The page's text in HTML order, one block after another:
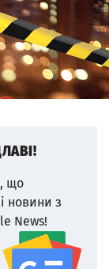
що
новини з
News!